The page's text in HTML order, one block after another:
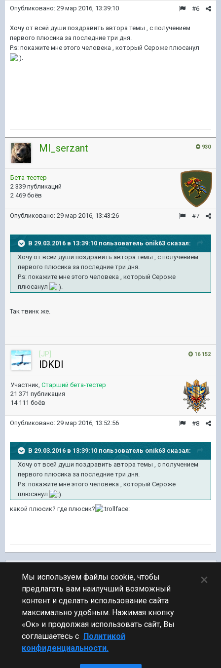
#6
Опубликовано: 29 мар 2016, 13:39:10
Хочу от всей души поздравить автора темы , с получением
первого плюсика за последние три дня.
P.s: покажите мне этого человека , который Сероже плюсанул
.
930
Ml_serzant
Бета-тестер
2 339 публикаций
2 469 боёв
#7
Опубликовано: 29 мар 2016, 13:43:26
В 29.03.2016 в 13:39:10 пользователь onik63 сказал:
Хочу от всей души поздравить автора темы , с получением
первого плюсика за последние три дня.
P.s: покажите мне этого человека , который Сероже
плюсанул
.
Так твинк же.
16 152
[JP]
lDKDl
Участник, Старший бета-тестер
21 371 публикация
14 111 боёв
#8
Опубликовано: 29 мар 2016, 13:52:56
В 29.03.2016 в 13:39:10 пользователь onik63 сказал:
Хочу от всей души поздравить автора темы , с получением
первого плюсика за последние три дня.
P.s: покажите мне этого человека , который Сероже
плюсанул
.
какой плюсик? где плюсик?
ПЕРЕЙТИ К СПИСКУ ТЕМ
Обсуждение Мира Кораблей
Стиль
Мы используем файлы cookie, чтобы
предлагать вам наилучший возможный
контент и сделать использование сайта
максимально удобным. Нажимая кнопку
«Ок» и продолжая использовать сайт, Вы
соглашаетесь с Политикой
конфиденциальности.
×